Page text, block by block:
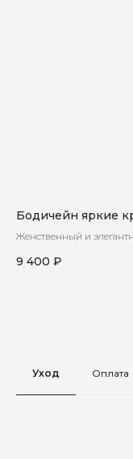
Бодичейн яркие
Женственный и
9 400 ₽
Уход Оплата